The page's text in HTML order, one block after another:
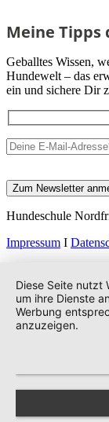
Meine Tipps
Geballtes Wissen,
Hundewelt – das
ein und sichere Dir
Hundeschule
Impressum I
Diese Seite nutzt
um ihre Dienste
Werbung
anzuzeigen.